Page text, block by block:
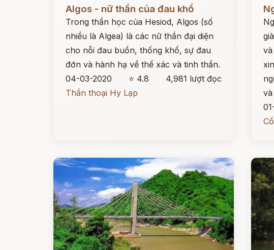
Algos - nữ thần của đau khổ
Trong thần học của Hesiod, Algos (số
nhiều là Algea) là các nữ thần đại diện
cho nỗi đau buồn, thống khổ, sự đau
đớn và hành hạ về thể xác và tinh thần.
04-03-2020
⭐ 4.8
4,981 lượt đọc
Thần thoại Hy Lạp